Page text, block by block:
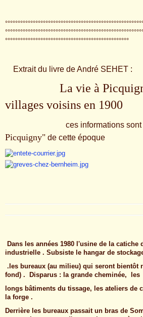
°°°°°°°°°°°°°°°°°°°°°°°°°°°°°°°°°°°°°°°°°°°°°°°°°
Extrait du livre de André SEHET :
La vie à Picquigny
villages voisins en 1900
ces informations
Picquigny" de cette époque
Dans les années 1980 l'usine de la catiche
industrielle . Subsiste le hangar de
.les bureaux (au milieu) qui seront bientôt
fond) . Disparus : la grande cheminée, les
longs bâtiments du tissage, les ateliers de
la forge .
Derrière les bureaux passait un bras de